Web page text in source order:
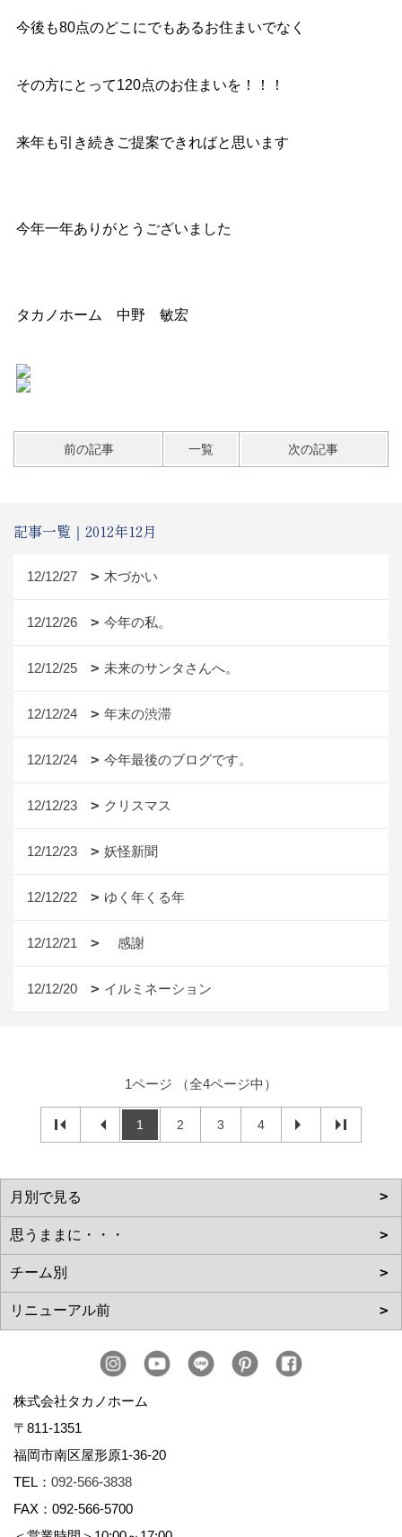
今後も80点のどこにでもあるお住まいでなく
その方にとって120点のお住まいを！！！
来年も引き続きご提案できればと思います
今年一年ありがとうございました
タカノホーム 中野 敏宏
前の記事 一覧 次の記事
記事一覧｜2012年12月
12/12/27 木づかい
12/12/26 今年の私。
12/12/25 未来のサンタさんへ。
12/12/24 年末の渋滞
12/12/24 今年最後のブログです。
12/12/23 クリスマス
12/12/23 妖怪新聞
12/12/22 ゆく年くる年
12/12/21 感謝
12/12/20 イルミネーション
1ページ （全4ページ中）
1 2 3 4
株式会社タカノホーム
〒811-1351
福岡市南区屋形原1-36-20
TEL： 092-566-3838
FAX：092-566-5700